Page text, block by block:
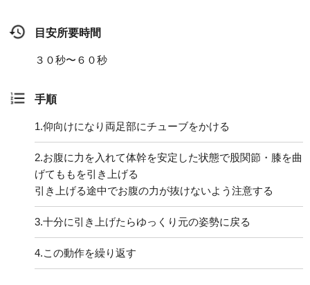
目安所要時間
３０秒〜６０秒
手順
1.仰向けになり両足部にチューブをかける
2.お腹に力を入れて体幹を安定した状態で股関節・膝を曲
げてももを引き上げる
引き上げる途中でお腹の力が抜けないよう注意する
3.十分に引き上げたらゆっくり元の姿勢に戻る
4.この動作を繰り返す